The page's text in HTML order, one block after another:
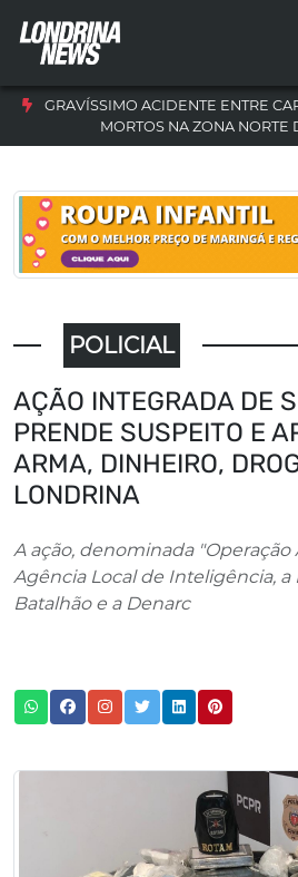
GRAVÍSSIMO ACIDENTE ENTRE
MORTOS NA ZONA NORTE
POLICIAL
AÇÃO INTEGRADA DE
PRENDE SUSPEITO E
ARMA, DINHEIRO,
LONDRINA
A ação, denominada "Operação
Agência Local de Inteligência, a
Batalhão e a Denarc